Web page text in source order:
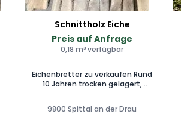
Schnittholz Eiche
Preis auf Anfrage
0,18 m³ verfügbar
Eichenbretter zu verkaufen Rund
10 Jahren trocken gelagert,
kreative Projekte. 📍 Abholung im
9800 Spittal an der Drau